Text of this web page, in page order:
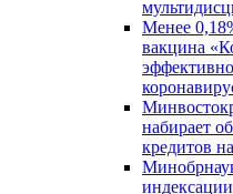
Менее
вакцина
набирает
кредитов